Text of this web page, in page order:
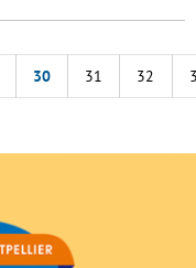
30 31 32